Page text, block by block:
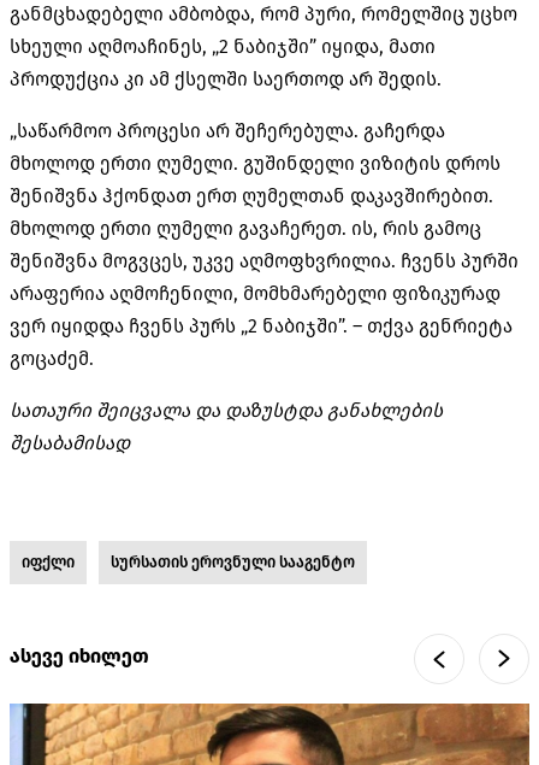
განმცხადებელი ამბობდა, რომ პური, რომელშიც უცხო
სხეული აღმოაჩინეს, „2 ნაბიჯში” იყიდა, მათი
პროდუქცია კი ამ ქსელში საერთოდ არ შედის.
„საწარმოო პროცესი არ შეჩერებულა. გაჩერდა
მხოლოდ ერთი ღუმელი. გუშინდელი ვიზიტის დროს
შენიშვნა ჰქონდათ ერთ ღუმელთან დაკავშირებით.
მხოლოდ ერთი ღუმელი გავაჩერეთ. ის, რის გამოც
შენიშვნა მოგვცეს, უკვე აღმოფხვრილია. ჩვენს პურში
არაფერია აღმოჩენილი, მომხმარებელი ფიზიკურად
ვერ იყიდდა ჩვენს პურს „2 ნაბიჯში”. – თქვა გენრიეტა
გოცაძემ.
სათაური შეიცვალა და დაზუსტდა განახლების
შესაბამისად
იფქლი სურსათის ეროვნული სააგენტო
ასევე იხილეთ